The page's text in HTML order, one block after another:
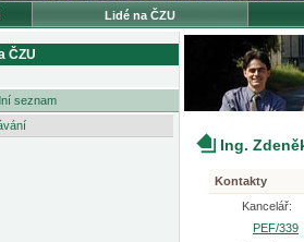
Lidé na ČZU
ČZU
seznam
Ing.
Kontakty
Kancelář:
PEF/339